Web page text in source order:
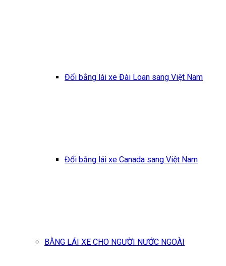
Đổi bằng lái xe Đài Loan sang Việt Nam
Đổi bằng lái xe Canada sang Việt Nam
BẰNG LÁI XE CHO NGƯỜI NƯỚC NGOÀI